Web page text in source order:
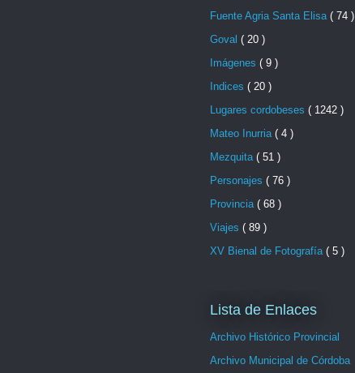
Fuente Agria Santa Elisa ( 74 )
Goval ( 20 )
Imágenes ( 9 )
Indices ( 20 )
Lugares cordobeses ( 1242 )
Mateo Inurria ( 4 )
Mezquita ( 51 )
Personajes ( 76 )
Provincia ( 68 )
Viajes ( 89 )
XV Bienal de Fotografía ( 5 )
Lista de Enlaces
Archivo Histórico Provincial
Archivo Municipal de Córdoba